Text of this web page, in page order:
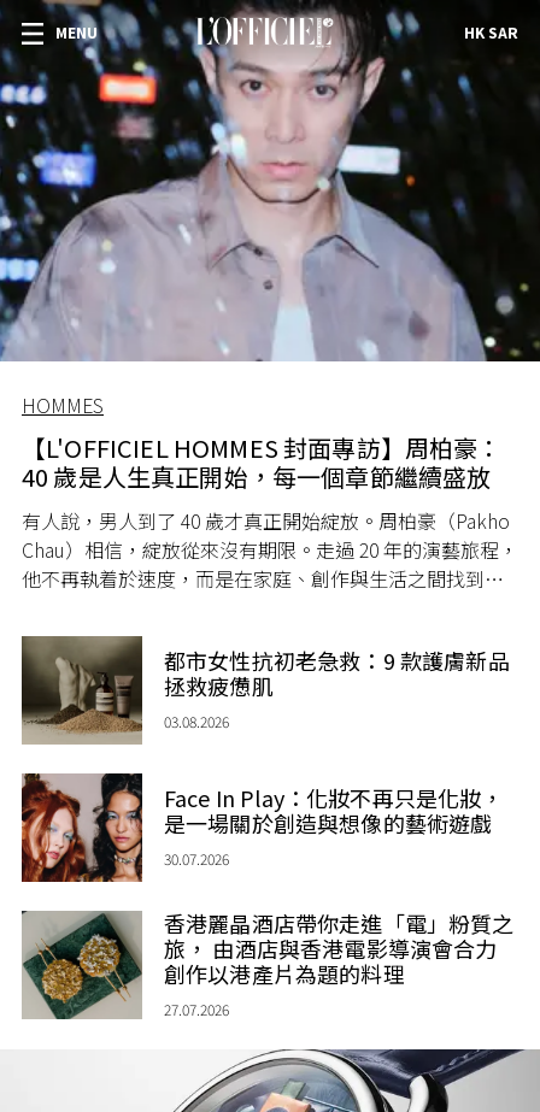
MENU HK SAR
HOMMES
【L'OFFICIEL HOMMES 封面專訪】周柏豪：
40 歲是人生真正開始，每一個章節繼續盛放
有人說，男人到了 40 歲才真正開始綻放。周柏豪（Pakho
Chau）相信，綻放從來沒有期限。走過 20 年的演藝旅程，
他不再執着於速度，而是在家庭、創作與生活之間找到屬
都市女性抗初老急救：9 款護膚新品
拯救疲憊肌
03.08.2026
Face In Play：化妝不再只是化妝，
是一場關於創造與想像的藝術遊戲
30.07.2026
香港麗晶酒店帶你走進「電」粉質之
旅， 由酒店與香港電影導演會合力
創作以港產片為題的料理
27.07.2026